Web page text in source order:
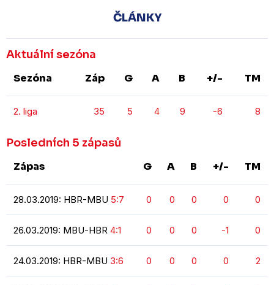
ČLÁNKY
Aktuální sezóna
Sezóna Záp G A B +/- TM
2. liga 35 5 4 9 -6 8
Posledních 5 zápasů
Zápas G A B +/- TM
28.03.2019: HBR-MBU 5:7 0 0 0 0 0
26.03.2019: MBU-HBR 4:1 0 0 0 -1 0
24.03.2019: HBR-MBU 3:6 0 0 0 0 2